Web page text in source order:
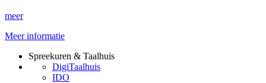
meer
Meer informatie
Spreekuren & Taalhuis
DigiTaalhuis
IDO